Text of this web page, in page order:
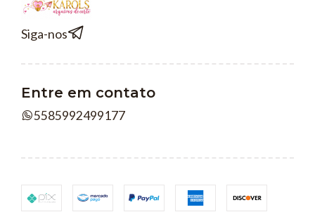
Siga-nos
Entre em contato
5585992499177